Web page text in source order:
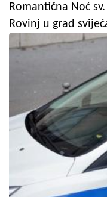
Romantična Noć
Rovinj u grad